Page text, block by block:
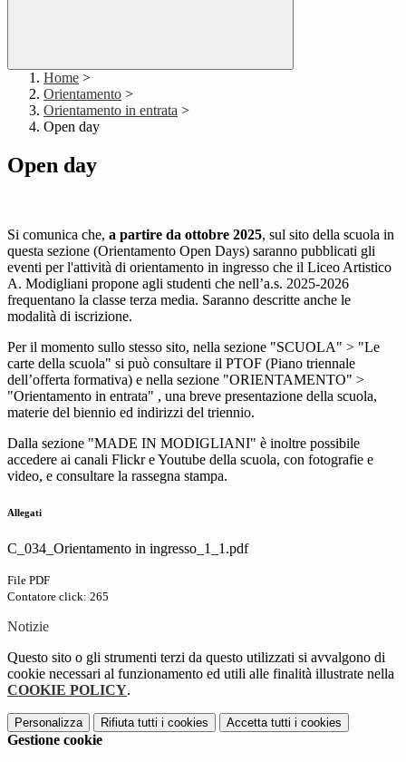
Home >
Orientamento >
Orientamento in entrata >
Open day
Open day
Si comunica che, a partire da ottobre 2025, sul sito della scuola in
questa sezione (Orientamento Open Days) saranno pubblicati gli
eventi per l'attività di orientamento in ingresso che il Liceo Artistico
A. Modigliani propone agli studenti che nell’a.s. 2025-2026
frequentano la classe terza media. Saranno descritte anche le
modalità di iscrizione.
Per il momento sullo stesso sito, nella sezione "SCUOLA" > "Le
carte della scuola" si può consultare il PTOF (Piano triennale
dell’offerta formativa) e nella sezione "ORIENTAMENTO" >
"Orientamento in entrata" , una breve presentazione della scuola,
materie del biennio ed indirizzi del triennio.
Dalla sezione "MADE IN MODIGLIANI" è inoltre possibile
accedere ai canali Flickr e Youtube della scuola, con fotografie e
video, e consultare la rassegna stampa.
Allegati
C_034_Orientamento in ingresso_1_1.pdf
File PDF
Contatore click: 265
Notizie
Questo sito o gli strumenti terzi da questo utilizzati si avvalgono di
cookie necessari al funzionamento ed utili alle finalità illustrate nella
COOKIE POLICY.
Personalizza Rifiuta tutti i cookies Accetta tutti i cookies
Gestione cookie